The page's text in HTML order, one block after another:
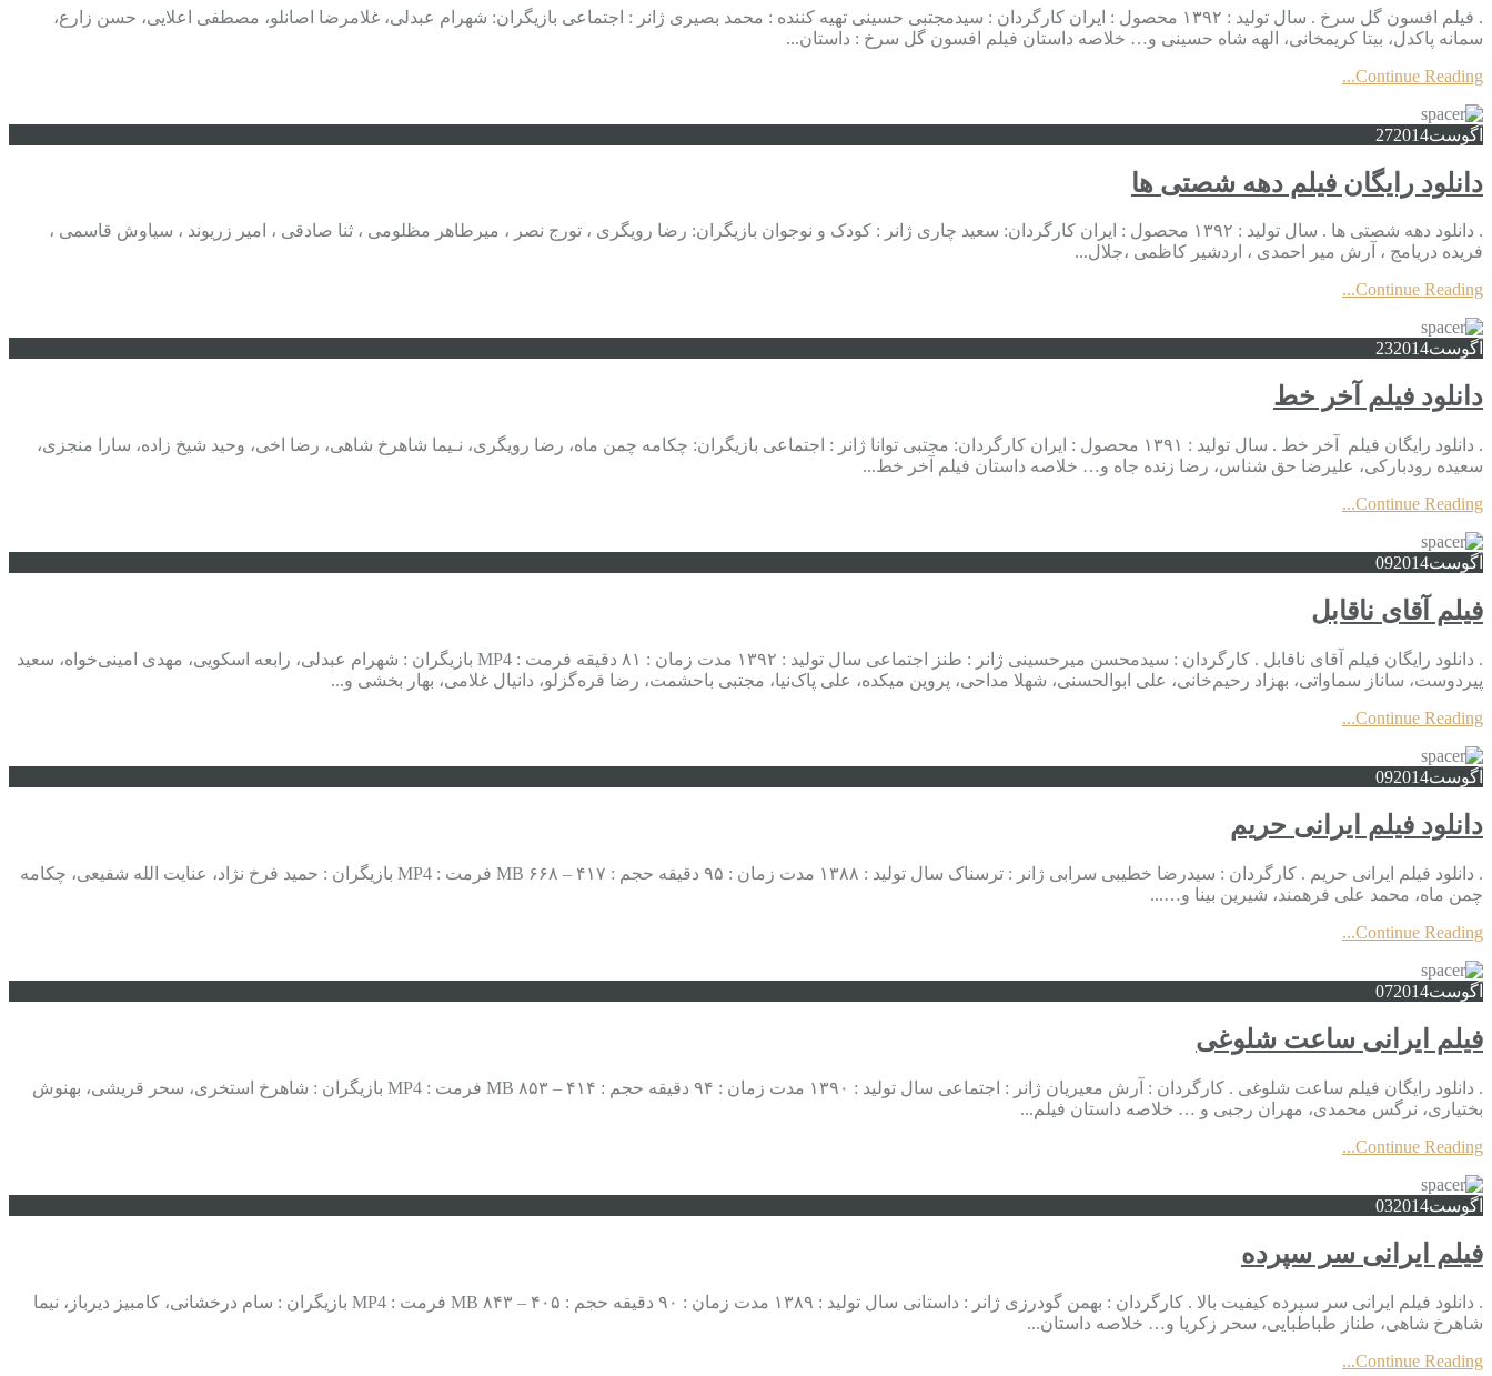
. فیلم افسون گل سرخ . سال تولید : ۱۳۹۲ محصول : ایران کارگردان : سیدمجتبی حسینی تهیه کننده : محمد بصیری ژانر : اجتماعی بازیگران: شهرام عبدلی، غلامرضا اصانلو، مصطفی اعلایی، حسن زارع،
سمانه پاکدل، بیتا کریمخانی، الهه شاه حسینی و… خلاصه داستان فیلم افسون گل سرخ : داستان...
Continue Reading...
آگوست 272014
دانلود رایگان فیلم دهه شصتی ها
. دانلود دهه شصتی ها . سال تولید : ۱۳۹۲ محصول : ایران کارگردان: سعید چاری ژانر : کودک و نوجوان بازیگران: رضا رویگری ، تورج نصر ، میرطاهر مظلومی ، ثنا صادقی ، امیر زریوند ، سیاوش قاسمی ،
فریده دریامج ، آرش میر احمدی ، اردشیر کاظمی ،جلال...
Continue Reading...
آگوست 232014
دانلود فیلم آخر خط
. دانلود رایگان فیلم آخر خط . سال تولید : ۱۳۹۱ محصول : ایران کارگردان: مجتبی توانا ژانر : اجتماعی بازیگران: چکامه چمن ماه، رضا رویگری، نـیما شاهرخ شاهی، رضا اخی، وحید شیخ زاده، سارا منجزی،
سعیده رودبارکی، علیرضا حق شناس، رضا زنده جاه و… خلاصه داستان فیلم آخر خط...
Continue Reading...
آگوست 092014
فیلم آقای ناقابل
. دانلود رایگان فیلم آقای ناقابل . کارگردان : سیدمحسن میرحسینی ژانر : طنز اجتماعی سال تولید : ۱۳۹۲ مدت زمان : ۸۱ دقیقه فرمت : MP4 بازیگران : شهرام عبدلی، رابعه اسکویی، مهدی امینی‌خواه، سعید
پیردوست، ساناز سماواتی، بهزاد رحیم‌خانی، علی ابوالحسنی، شهلا مداحی، پروین میکده، علی پاک‌نیا، مجتبی باحشمت، رضا قره‌گزلو، دانیال غلامی، بهار بخشی و...
Continue Reading...
آگوست 092014
دانلود فیلم ایرانی حریم
. دانلود فیلم ایرانی حریم . کارگردان : سیدرضا خطیبی سرابی ژانر : ترسناک سال تولید : ۱۳۸۸ مدت زمان : ۹۵ دقیقه حجم : ۴۱۷ – ۶۶۸ MB فرمت : MP4 بازیگران : حمید فرخ نژاد، عنایت الله شفیعی، چکامه
چمن ماه، محمد علی فرهمند، شیرین بینا و…...
Continue Reading...
آگوست 072014
فیلم ایرانی ساعت شلوغی
. دانلود رایگان فیلم ساعت شلوغی . کارگردان : آرش معیریان ژانر : اجتماعی سال تولید : ۱۳۹۰ مدت زمان : ۹۴ دقیقه حجم : ۴۱۴ – ۸۵۳ MB فرمت : MP4 بازیگران : شاهرخ استخری، سحر قریشی، بهنوش
بختیاری، نرگس محمدی، مهران رجبی و … خلاصه داستان فیلم...
Continue Reading...
آگوست 032014
فیلم ایرانی سر سپرده
. دانلود فیلم ایرانی سر سپرده کیفیت بالا . کارگردان : بهمن گودرزی ژانر : داستانی سال تولید : ۱۳۸۹ مدت زمان : ۹۰ دقیقه حجم : ۴۰۵ – ۸۴۳ MB فرمت : MP4 بازیگران : سام درخشانی، کامبیز دیرباز، نیما
شاهرخ شاهی، طناز طباطبایی، سحر زکریا و… خلاصه داستان...
Continue Reading...